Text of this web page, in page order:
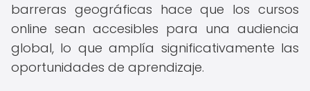
barreras geográficas hace que los cursos
online sean accesibles para una audiencia
global, lo que amplía significativamente las
oportunidades de aprendizaje.